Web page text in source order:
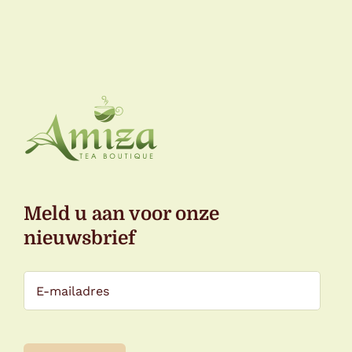
Meld u aan voor onze
nieuwsbrief